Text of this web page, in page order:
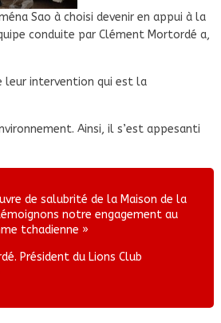
Sao à choisi devenir en appui à la
conduite par Clément Mortordé a,
leur intervention qui est la
Ainsi, il s’est appesanti
de salubrité de la Maison de la
notre engagement au
tchadienne »
Président du Lions Club